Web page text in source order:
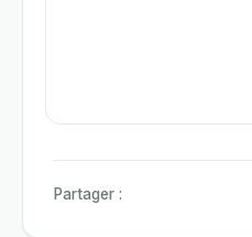
Partager :